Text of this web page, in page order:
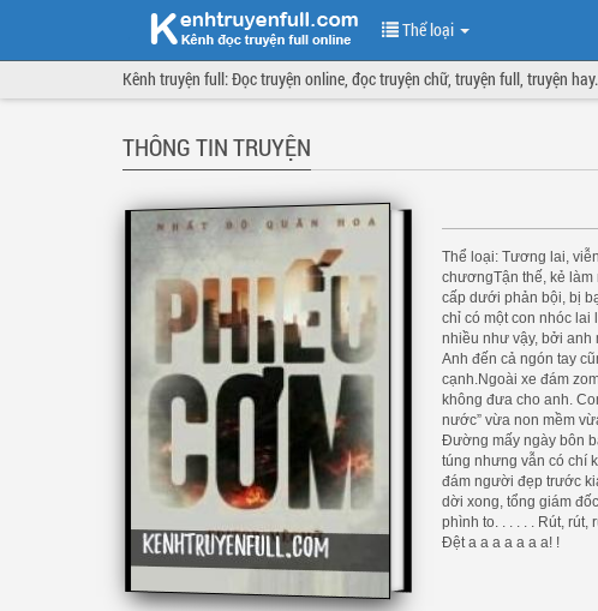
Thể loại
Kênh truyện full: Đọc truyện online, đọc truyện chữ, truyện full, truyện
THÔNG TIN TRUYỆN
Thể loại: Tương lai,
chươngTận thế, kẻ
cấp dưới phản bội, bị
chỉ có một con nhóc
nhiều như vậy, bởi anh
Anh đến cả ngón tay
cạnh.Ngoài xe đám
không đưa cho anh.
nước” vừa non mềm
Đường mấy ngày bôn
túng nhưng vẫn có chí
đám người đẹp trước
dời xong, tổng giám
phình to. . . . . . Rút,
Đệt a a a a a a a! !